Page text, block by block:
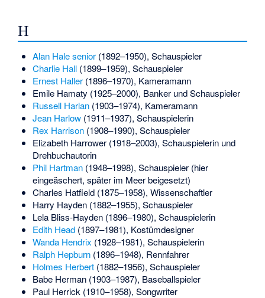
H
Alan Hale senior(1892–1950), Schauspieler
Charlie Hall(1899–1959), Schauspieler
Ernest Haller(1896–1970), Kameramann
Emile Hamaty (1925–2000), Banker und Schauspieler
Russell Harlan(1903–1974), Kameramann
Jean Harlow(1911–1937), Schauspielerin
Rex Harrison(1908–1990), Schauspieler
Elizabeth Harrower(1918–2003), Schauspielerin und
Drehbuchautorin
Phil Hartman(1948–1998), Schauspieler (hier
eingeäschert, später im Meer beigesetzt)
Charles Hatfield(1875–1958), Wissenschaftler
Harry Hayden(1882–1955), Schauspieler
Lela Bliss-Hayden (1896–1980), Schauspielerin
Edith Head(1897–1981), Kostümdesigner
Wanda Hendrix (1928–1981), Schauspielerin
Ralph Hepburn(1896–1948), Rennfahrer
Holmes Herbert(1882–1956), Schauspieler
Babe Herman(1903–1987), Baseballspieler
Paul Herrick (1910–1958), Songwriter